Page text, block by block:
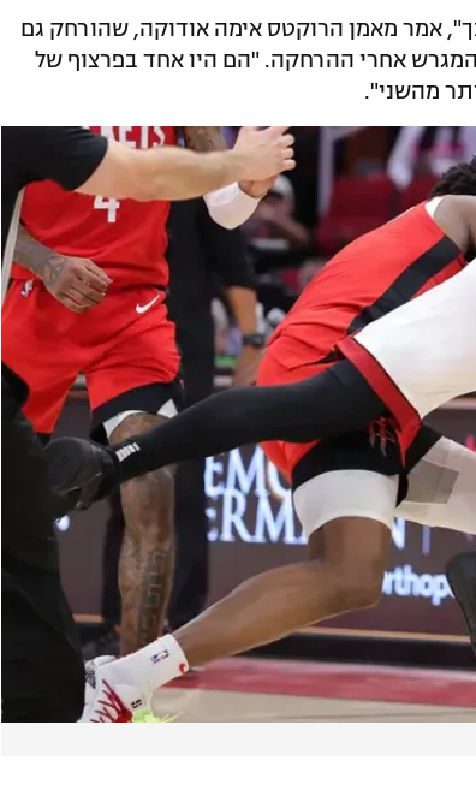
אמר מאמן הרוקטס אימה אודוקה, שהורחק גם
אחרי ההרחקה. "הם היו אחד בפרצוף של
מהשני".